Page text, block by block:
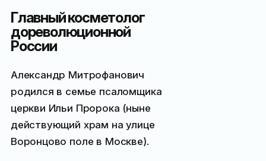
Главный косметолог
дореволюционной
России
Александр Митрофанович
родился в семье псаломщика
церкви Ильи Пророка (ныне
действующий храм на улице
Воронцово поле в Москве).